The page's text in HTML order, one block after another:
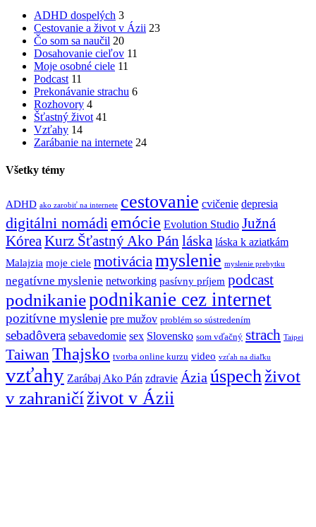
ADHD dospelých 3
Cestovanie a život v Ázii 23
Čo som sa naučil 20
Dosahovanie cieľov 11
Moje osobné ciele 11
Podcast 11
Prekonávanie strachu 6
Rozhovory 4
Šťastný život 41
Vzťahy 14
Zarábanie na internete 24
Všetky témy
ADHD ako zarobiť na internete cestovanie cvičenie depresia
digitálni nomádi emócie Evolution Studio Južná
KóreaKurz Šťastný Ako Pán láska láska k aziatkám
Malajzia moje ciele motivácia myslenie myslenie prebytku
negatívne myslenie networking pasívny príjem podcast
podnikaniepodnikanie cez internet
pozitívne myslenie pre mužov problém so sústredením
sebadôvera sebavedomie sex Slovensko som vďačný strach Taipei
Taiwan Thajsko tvorba online kurzu video vzťah na diaľku
vzťahy Zarábaj Ako Pán zdravie Ázia úspechživot
v zahraničíživot v Ázii